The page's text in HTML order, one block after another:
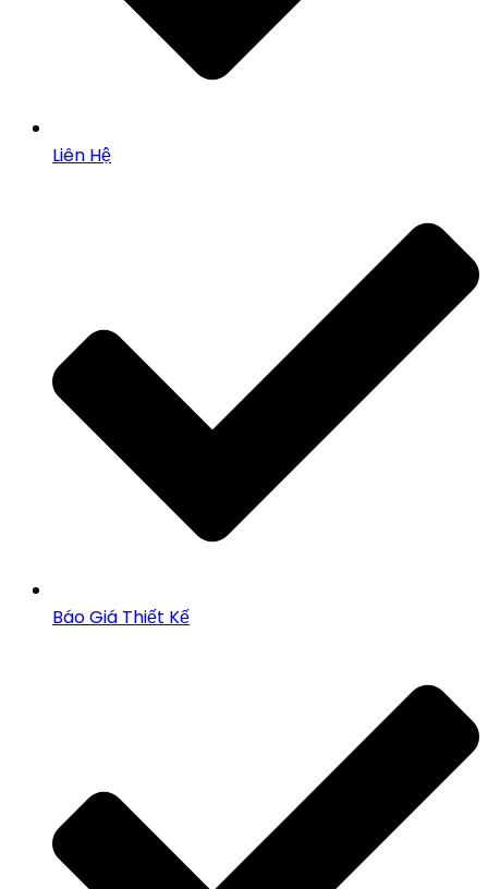
Liên Hệ
Báo Giá Thiết Kế